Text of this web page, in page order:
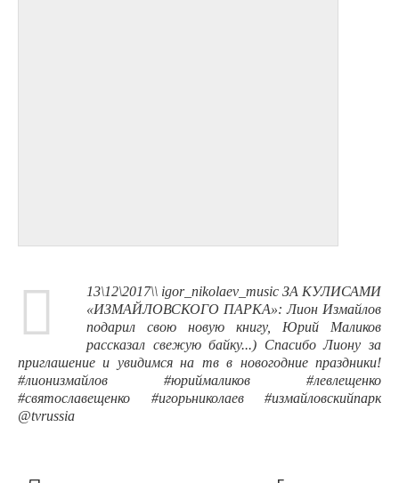
13\12\2017\\ igor_nikolaev_music ЗА КУЛИСАМИ
«ИЗМАЙЛОВСКОГО ПАРКА»: Лион Измайлов
подарил свою новую книгу, Юрий Маликов
рассказал свежую байку...) Спасибо Лиону за
приглашение и увидимся на тв в новогодние праздники!
#лионизмайлов #юриймаликов #левлещенко
#святославещенко #игорьниколаев #измайловскийпарк
@tvrussia